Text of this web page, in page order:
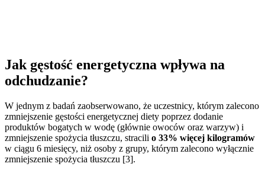
Jak gęstość energetyczna wpływa na
odchudzanie?
W jednym z badań zaobserwowano, że uczestnicy, którym zalecono
zmniejszenie gęstości energetycznej diety poprzez dodanie
produktów bogatych w wodę (głównie owoców oraz warzyw) i
zmniejszenie spożycia tłuszczu, stracili o 33% więcej kilogramów
w ciągu 6 miesięcy, niż osoby z grupy, którym zalecono wyłącznie
zmniejszenie spożycia tłuszczu [3].